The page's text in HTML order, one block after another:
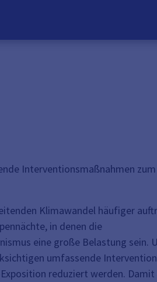
Interventionsmaßnahmen
Klimawandel häufiger
in denen die
eine große Belastung sein.
umfassende
reduziert werden.